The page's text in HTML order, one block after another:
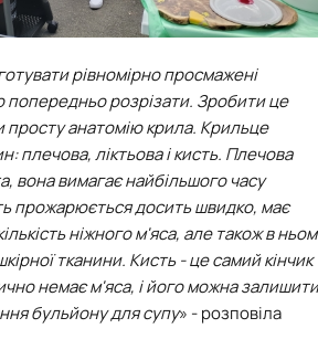
рівномірно просмажені
попередньо розрізати. Зробити це
просту анатомію крила. Крильце
плечова, ліктьова і кисть. Плечова
вона вимагає найбільшого часу
прожарюється досить швидко, має
ніжного м'яса, але також в
тканини. Кисть - це самий кінчик
немає м'яса, і його можна залишити
бульйону для супу» - розповіла